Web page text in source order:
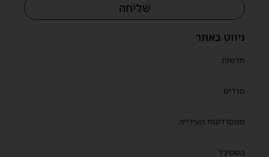
ניווט באתר
חדשות
חרדים
ממסדרונות העירייה
השטיבל
שליחה